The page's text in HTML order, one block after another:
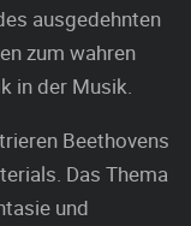
ausgedehnten
zum wahren
in der Musik.
Beethovens
Das Thema
und